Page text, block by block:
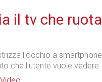
il tv che
l'occhio a
che l'utente vuole vedere.